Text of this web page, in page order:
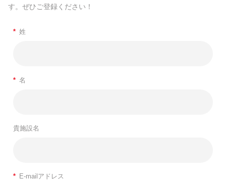
す。ぜひご登録ください！
* 姓
* 名
貴施設名
* E-mailアドレス